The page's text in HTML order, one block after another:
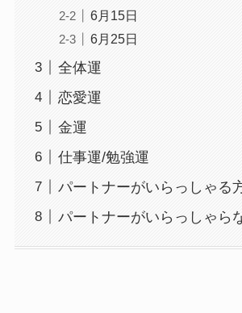
6月15日
6月25日
全体運
恋愛運
金運
仕事運/勉強運
パートナーがいらっしゃる
パートナーがいらっしゃら